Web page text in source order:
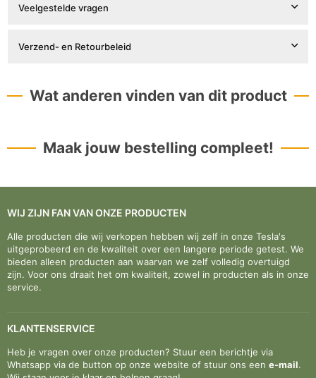
Veelgestelde vragen
Verzend- en Retourbeleid
Wat anderen vinden van dit product
Maak jouw bestelling compleet!
WIJ ZIJN FAN VAN ONZE PRODUCTEN
Alle producten die wij verkopen hebben wij zelf in onze Tesla's
uitgeprobeerd en de kwaliteit over een langere periode getest. We
bieden alleen producten aan waarvan we zelf volledig overtuigd
zijn. Voor ons draait het om kwaliteit, zowel in producten als in onze
service.
KLANTENSERVICE
Heb je vragen over onze producten? Stuur een berichtje via
Whatsapp via de button op onze website of stuur ons een e-mail.